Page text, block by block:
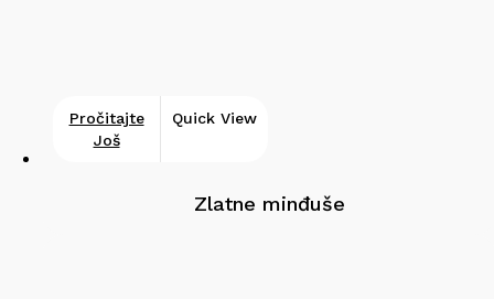
Pročitajte
Još
Quick View
Zlatne minđuše